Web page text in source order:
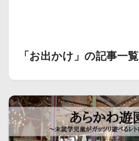
「お出かけ」の記事一覧